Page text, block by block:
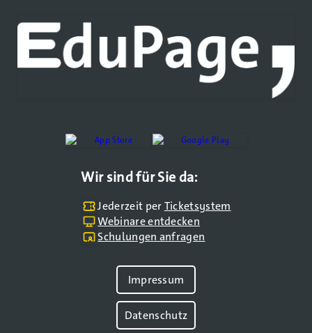
Wir sind für Sie da:
Jederzeit perTicketsystem
Webinare entdecken
Schulungen anfragen
Impressum
Datenschutz